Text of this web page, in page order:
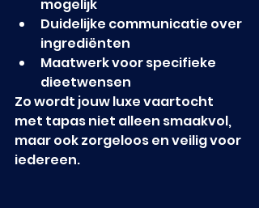
mogelijk
Duidelijke communicatie over
ingrediënten
Maatwerk voor specifieke
dieetwensen
Zo wordt jouw luxe vaartocht
met tapas niet alleen smaakvol,
maar ook zorgeloos en veilig voor
iedereen.